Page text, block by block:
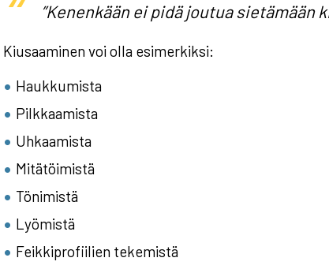
”Kenenkään ei pidä joutua sietämään
Kiusaaminen voi olla esimerkiksi:
Haukkumista
Pilkkaamista
Uhkaamista
Mitätöimistä
Tönimistä
Lyömistä
Feikkiprofiilien tekemistä